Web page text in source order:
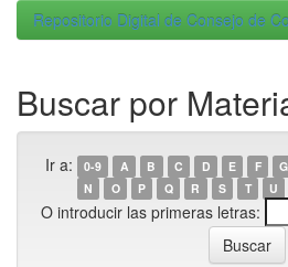
Repositorio Digital de Consejo de
Buscar por
Ir a: 0-9 A B C D E F G
N
O P Q R S T U
O introducir las primeras letras: